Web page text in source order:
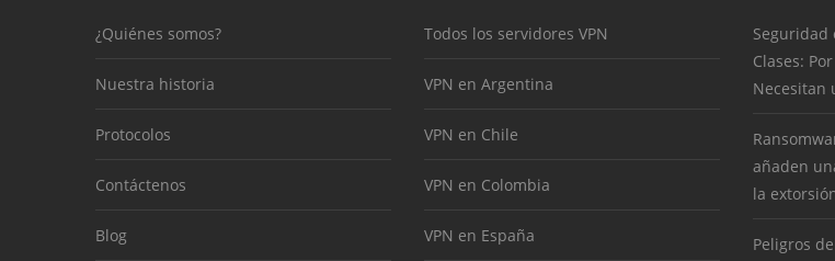
¿Quiénes somos?
Nuestra historia
Protocolos
Contáctenos
Blog
Todos los servidores VPN
VPN en Argentina
VPN en Chile
VPN en Colombia
VPN en España
Seguridad
Clases:
Necesitan
añaden
la
Peligros